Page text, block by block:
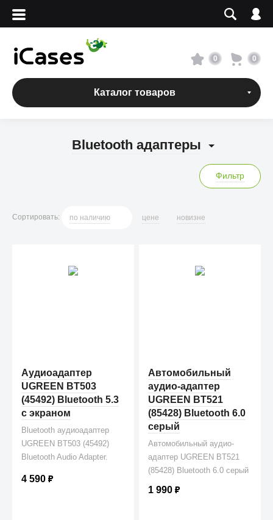
Вход
Сервисный центр
О магазине
0 0
Каталог товаров
Bluetooth адаптеры
Фильтр
Сортировать: по наличию цене новизне
Аудиоадаптер
UGREEN BT503
(45492) Bluetooth 5.3
с экраном
Bluetooth аудиоадаптер
UGREEN BT503 (45492)
Bluetooth Audio Adapter.
4 590₽
Автомобильный
аудио-адаптер
UGREEN BT521
(85428) Bluetooth 6.0
серый
Автомобильный аудио-
адаптер UGREEN BT521
(85428) Bluetooth 6.0 серый
1 990₽